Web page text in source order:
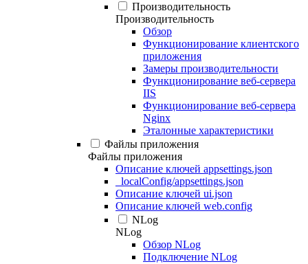
Производительность
Производительность
Обзор
Функционирование клиентского
приложения
Замеры производительности
Функционирование веб-сервера
IIS
Функционирование веб-сервера
Nginx
Эталонные характеристики
Файлы приложения
Файлы приложения
Описание ключей appsettings.json
_localConfig/appsettings.json
Описание ключей ui.json
Описание ключей web.config
NLog
NLog
Обзор NLog
Подключение NLog